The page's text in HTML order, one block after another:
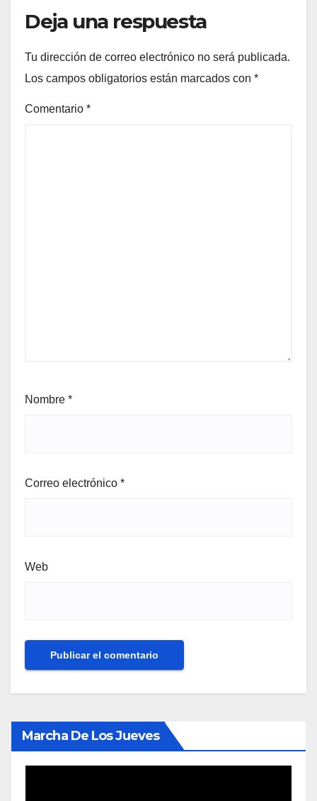
Deja una respuesta
Tu dirección de correo electrónico no será publicada.
Los campos obligatorios están marcados con *
Comentario *
Nombre *
Correo electrónico *
Web
Marcha De Los Jueves